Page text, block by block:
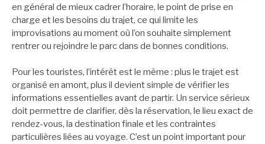
en général de mieux cadrer l’horaire, le point de prise en
charge et les besoins du trajet, ce qui limite les
improvisations au moment où l’on souhaite simplement
rentrer ou rejoindre le parc dans de bonnes conditions.
Pour les touristes, l’intérêt est le même : plus le trajet est
organisé en amont, plus il devient simple de vérifier les
informations essentielles avant de partir. Un service sérieux
doit permettre de clarifier, dès la réservation, le lieu exact de
rendez-vous, la destination finale et les contraintes
particulières liées au voyage. C’est un point important pour